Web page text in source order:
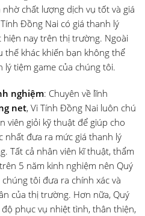
chất lượng dịch vụ tốt và giá
Đồng Nai có giá thanh lý
nay trên thị trường. Ngoài
thế khác khiến bạn không thể
tiệm game của chúng tôi.
nghiệm: Chuyên về lĩnh
net, Vi Tính Đồng Nai luôn chú
viên giỏi kỹ thuật để giúp cho
nhất đưa ra mức giá thanh lý
Tất cả nhân viên kĩ thuật, thẩm
5 năm kinh nghiệm nên Quý
tôi đưa ra chính xác và
của thị trường. Hơn nữa, Quý
phục vụ nhiệt tình, thân thiện,